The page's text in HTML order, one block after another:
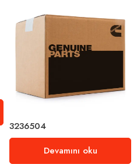
3236504
Devamını oku